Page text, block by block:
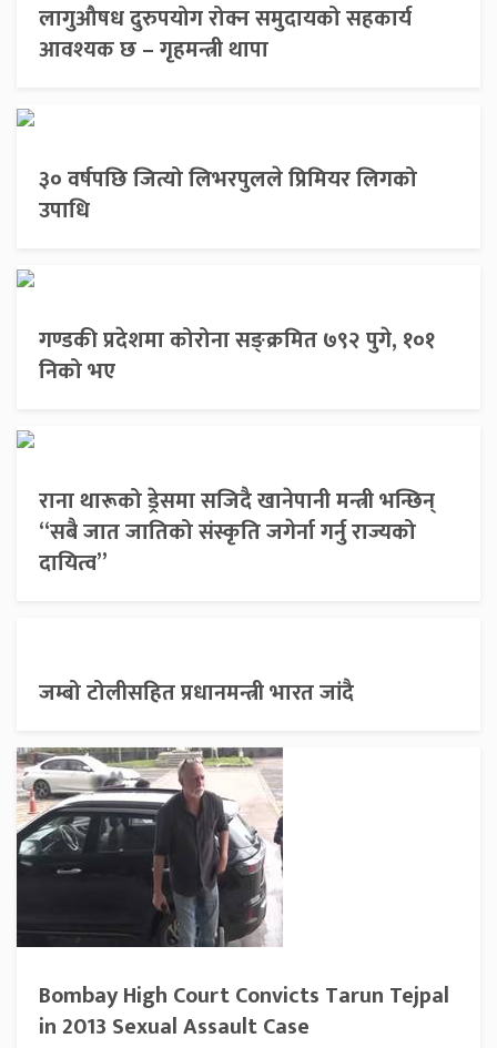
लागुऔषध दुरुपयोग रोक्न समुदायको सहकार्य
आवश्यक छ – गृहमन्त्री थापा
३० वर्षपछि जित्यो लिभरपुलले प्रिमियर लिगको
उपाधि
गण्डकी प्रदेशमा कोरोना सङ्क्रमित ७९२ पुगे, १०१
निको भए
राना थारूको ड्रेसमा सजिदै खानेपानी मन्त्री भन्छिन्
“सबै जात जातिको संस्कृति जगेर्ना गर्नु राज्यको
दायित्व”
जम्बो टोलीसहित प्रधानमन्त्री भारत जांदै
Bombay High Court Convicts Tarun Tejpal
in 2013 Sexual Assault Case